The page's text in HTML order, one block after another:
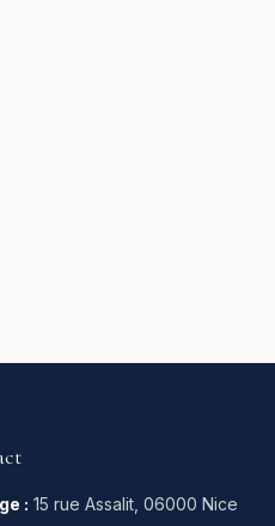
: 15 rue Assalit, 06000 Nice